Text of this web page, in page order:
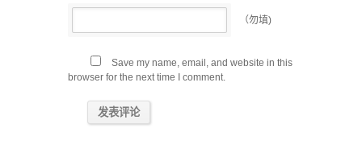
（勿填)
Save my name, email, and website in this
browser for the next time I comment.